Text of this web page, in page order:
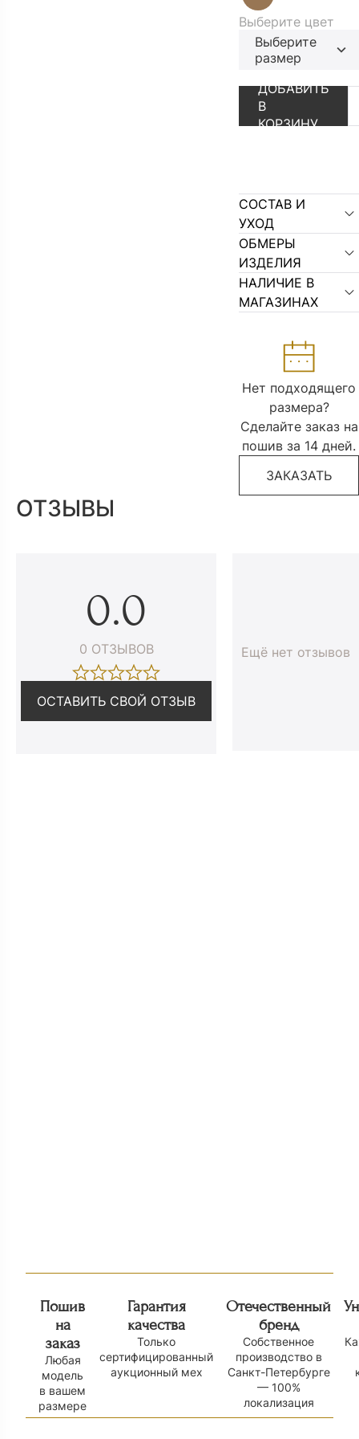
ПЕРЕЙТИ В
Выберите цвет
Выберите
размер
ДОБАВИТЬ
В
КОРЗИНУ
СОСТАВ И
УХОД
ОБМЕРЫ
ИЗДЕЛИЯ
НАЛИЧИЕ В
МАГАЗИНАХ
Нет подходящего
размера?
Сделайте заказ на
пошив за 14 дней.
ЗАКАЗАТЬ
ОТЗЫВЫ
0.0
0 ОТЗЫВОВ
ОСТАВИТЬ СВОЙ ОТЗЫВ
Ещё нет отзывов
Пошив
на
заказ
Любая
модель
в вашем
размере
Гарантия
качества
Только
сертифицированный
аукционный мех
Отечественный
бренд
Собственное
производство в
Санкт-Петербурге
— 100%
локализация